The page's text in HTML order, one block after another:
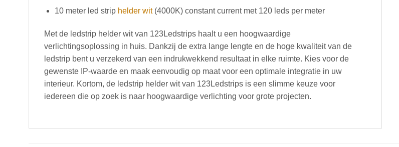
10 meter led strip helder wit(4000K) constant current met 120 leds per meter
Met de ledstrip helder wit van 123Ledstrips haalt u een hoogwaardige
verlichtingsoplossing in huis. Dankzij de extra lange lengte en de hoge kwaliteit van de
ledstrip bent u verzekerd van een indrukwekkend resultaat in elke ruimte. Kies voor de
gewenste IP-waarde en maak eenvoudig op maat voor een optimale integratie in uw
interieur. Kortom, de ledstrip helder wit van 123Ledstrips is een slimme keuze voor
iedereen die op zoek is naar hoogwaardige verlichting voor grote projecten.